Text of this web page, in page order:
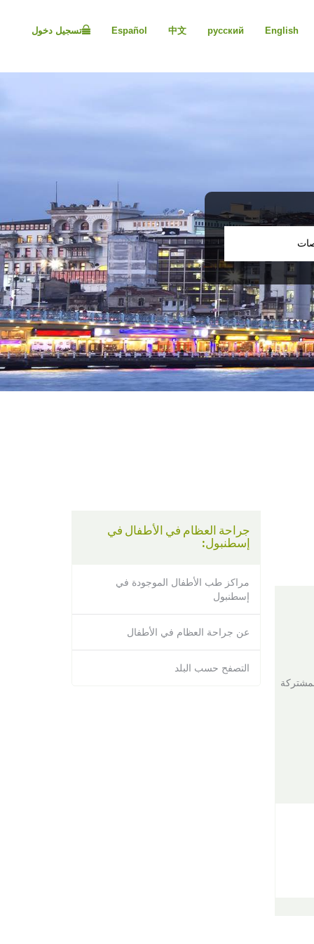
people
with
visual
disabilities
who
are
using
a
screen
reader;
Press
Control-
English
русский
中文
Español تسجيل دخول
جراحة العظام في الأطفال في
إسطنبول:
مراكز طب الأطفال الموجودة في
إسطنبول
عن جراحة العظام في الأطفال
التصفح حسب البلد